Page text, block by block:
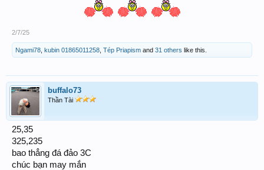
2/7/25
Ngami78 kubin 01865011258 Tép Priapism and 31 others like this.
buffalo73
Thần Tài
25,35
325,235
bao thẳng đá đảo 3C
chúc bạn may mắn